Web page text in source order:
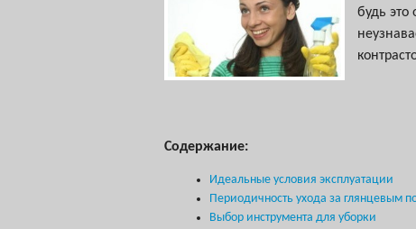
будь это
Содержание:
Идеальные условия эксплуатации
Периодичность ухода за глянцевым
Выбор инструмента для уборки